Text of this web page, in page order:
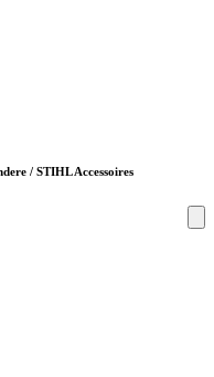
/ STIHL Accessoires